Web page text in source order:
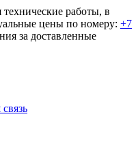
работы, в
цены по номеру: +7
за доставленные